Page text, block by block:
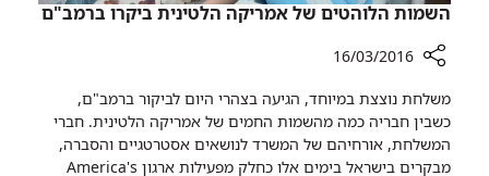
השמות הלוהטים של אמריקה הלטינית ביקרו ברמב"ם
שיתוף
השמות
הלוהטים
16/03/2016
משלחת נוצצת במיוחד, הגיעה בצהרי היום לביקור ברמב"ם,
כשבין חבריה כמה מהשמות החמים של אמריקה הלטינית. חברי
המשלחת, אורחיהם של המשרד לנושאים אסטרטגיים והסברה,
מבקרים בישראל בימים אלו כחלק מפעילות ארגון America's